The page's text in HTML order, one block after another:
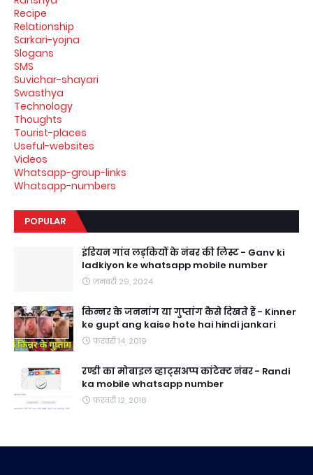
Recipe
Relationship
Sarkari-yojna
Slogans
SMS
Suvichar-shayari
Swasthya
Technology
Thoughts
Tourist-places
Useful-websites
Videos
Whatsapp-group-links
Whatsapp-numbers
POPULAR
इंडियन गांव लड़कियों के नंबर की लिस्ट - Ganv ki
ladkiyon ke whatsapp mobile number
जनवरी 29, 2024
किन्नर के जननांग या गुप्तांग कैसे दिखते हैं - Kinner
ke gupt ang kaise hote hai hindi jankari
फ़रवरी 14, 2019
रण्डी का मोबाइल व्हाट्सअप्प कांटेक्ट नंबर - Randi
ka mobile whatsapp number
फ़रवरी 12, 2018